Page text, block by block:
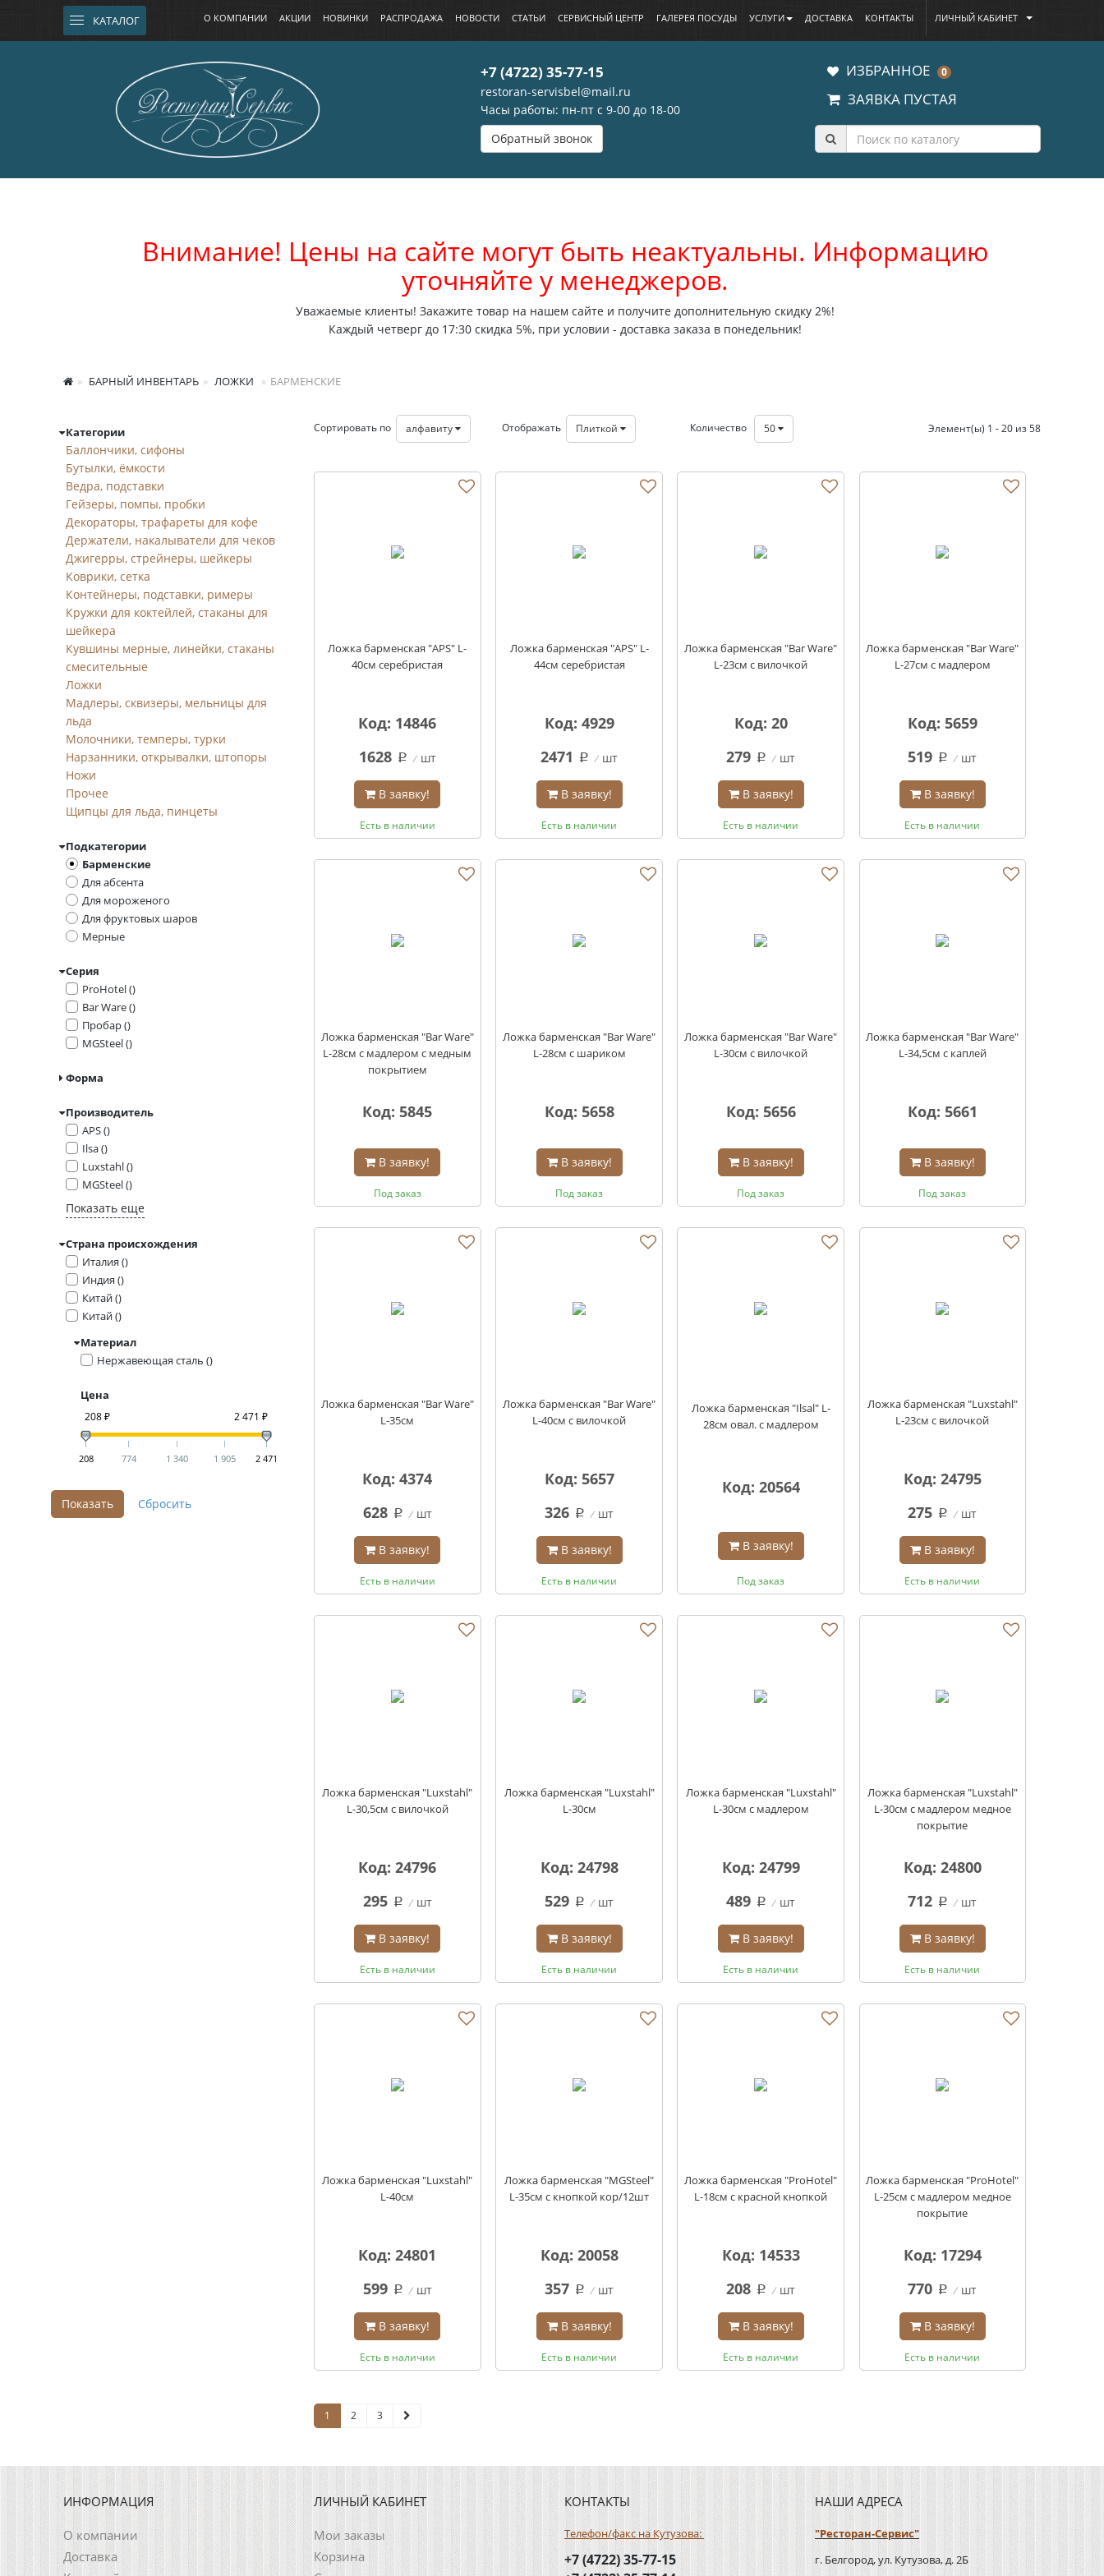
КАТАЛОГ О КОМПАНИИ АКЦИИ НОВИНКИ РАСПРОДАЖА НОВОСТИ СТАТЬИ СЕРВИСНЫЙ ЦЕНТР ГАЛЕРЕЯ ПОСУДЫ УСЛУГИ ДОСТАВКА КОНТАКТЫ ЛИЧНЫЙ КАБИНЕТ
+7 (4722) 35-77-15
restoran-servisbel@mail.ru
Часы работы: пн-пт с 9-00 до 18-00
Обратный звонок
ИЗБРАННОЕ 0
ЗАЯВКА ПУСТАЯ
Внимание! Цены на сайте могут быть неактуальны. Информацию
уточняйте у менеджеров.
Уважаемые клиенты! Закажите товар на нашем сайте и получите дополнительную скидку 2%!
Каждый четверг до 17:30 скидка 5%, при условии - доставка заказа в понедельник!
БАРНЫЙ ИНВЕНТАРЬ ЛОЖКИ БАРМЕНСКИЕ
Барменские
Категории
Баллончики, сифоны
Бутылки, ёмкости
Ведра, подставки
Гейзеры, помпы, пробки
Декораторы, трафареты для кофе
Держатели, накалыватели для чеков
Джигерры, стрейнеры, шейкеры
Коврики, сетка
Контейнеры, подставки, римеры
Кружки для коктейлей, стаканы для
шейкера
Кувшины мерные, линейки, стаканы
смесительные
Ложки
Мадлеры, сквизеры, мельницы для
льда
Молочники, темперы, турки
Нарзанники, открывалки, штопоры
Ножи
Прочее
Щипцы для льда, пинцеты
Подкатегории
Барменские
Для абсента
Для мороженого
Для фруктовых шаров
Мерные
Серия
ProHotel ()
Bar Ware ()
Пробар ()
MGSteel ()
Форма
Производитель
APS ()
Ilsa ()
Luxstahl ()
MGSteel ()
Показать еще
Страна происхождения
Италия ()
Индия ()
Китай ()
Китай ()
Материал
Нержавеющая сталь ()
Цена
208 774 1 340 1 905 2 471
208 ₽ 2 471 ₽
Сортировать по алфавиту Отображать Плиткой Количество 50 Элемент(ы) 1 - 20 из 58
Ложка барменская "APS" L-
40см серебристая
Код: 14846
1628 q шт
В заявку!
Есть в наличии
Ложка барменская "APS" L-
44см серебристая
Код: 4929
2471
q шт
В заявку!
Есть в наличии
Ложка барменская "Bar Ware"
L-23см с вилочкой
Код: 20
279 q шт
В заявку!
Есть в наличии
Ложка барменская "Bar Ware"
L-27см с мадлером
Код: 5659
519 q шт
В заявку!
Есть в наличии
Ложка барменская "Bar Ware"
L-28см с мадлером с медным
покрытием
Код: 5845
В заявку!
Под заказ
Ложка барменская "Bar Ware"
L-28см с шариком
Код: 5658
В заявку!
Под заказ
Ложка барменская "Bar Ware"
L-30см с вилочкой
Код: 5656
В заявку!
Под заказ
Ложка барменская "Bar Ware"
L-34,5см с каплей
Код: 5661
В заявку!
Под заказ
Ложка барменская "Bar Ware"
L-35см
Код: 4374
628 q шт
В заявку!
Есть в наличии
Ложка барменская "Bar Ware"
L-40см с вилочкой
Код: 5657
326 q шт
В заявку!
Есть в наличии
Ложка барменская "Ilsal" L-
28см овал. с мадлером
Код: 20564
В заявку!
Под заказ
Ложка барменская "Luxstahl"
L-23см с вилочкой
Код: 24795
275 q шт
В заявку!
Есть в наличии
Ложка барменская "Luxstahl"
L-30,5см с вилочкой
Код: 24796
295 q шт
В заявку!
Есть в наличии
Ложка барменская "Luxstahl"
L-30см
Код: 24798
529 q шт
В заявку!
Есть в наличии
Ложка барменская "Luxstahl"
L-30см с мадлером
Код: 24799
489 q шт
В заявку!
Есть в наличии
Ложка барменская "Luxstahl"
L-30см с мадлером медное
покрытие
Код: 24800
712 q шт
В заявку!
Есть в наличии
Ложка барменская "Luxstahl"
L-40см
Код: 24801
599 q шт
В заявку!
Есть в наличии
Ложка барменская "MGSteel"
L-35см с кнопкой кор/12шт
Код: 20058
357 q шт
В заявку!
Есть в наличии
Ложка барменская "ProHotel"
L-18см с красной кнопкой
Код: 14533
208 q шт
В заявку!
Есть в наличии
Ложка барменская "ProHotel"
L-25см с мадлером медное
покрытие
Код: 17294
770 q шт
В заявку!
Есть в наличии
1 2 3
ИНФОРМАЦИЯ
О компании
Доставка
ЛИЧНЫЙ КАБИНЕТ
Мои заказы
Корзина
КОНТАКТЫ
Телефон/факс на Кутузова:
+7 (4722) 35-77-15
НАШИ АДРЕСА
"Ресторан-Сервис"
г. Белгород, ул. Кутузова, д. 2Б